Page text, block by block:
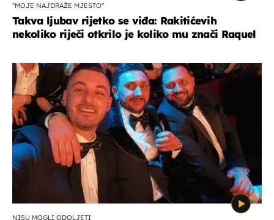
"MOJE NAJDRAŽE MJESTO"
Takva ljubav rijetko se viđa: Rakitićevih
nekoliko riječi otkrilo je koliko mu znači Raquel
NISU MOGLI ODOLJETI